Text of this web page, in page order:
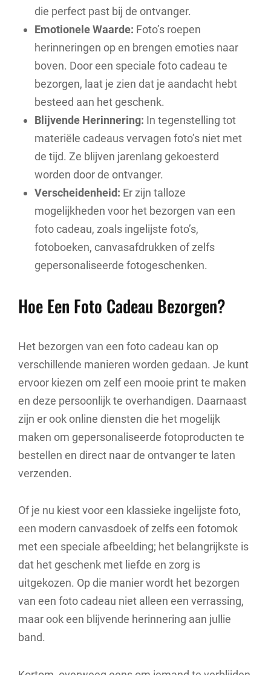
die perfect past bij de ontvanger.
Emotionele Waarde: Foto’s roepen
herinneringen op en brengen emoties naar
boven. Door een speciale foto cadeau te
bezorgen, laat je zien dat je aandacht hebt
besteed aan het geschenk.
Blijvende Herinnering: In tegenstelling tot
materiële cadeaus vervagen foto’s niet met
de tijd. Ze blijven jarenlang gekoesterd
worden door de ontvanger.
Verscheidenheid: Er zijn talloze
mogelijkheden voor het bezorgen van een
foto cadeau, zoals ingelijste foto’s,
fotoboeken, canvasafdrukken of zelfs
gepersonaliseerde fotogeschenken.
Hoe Een Foto Cadeau Bezorgen?
Het bezorgen van een foto cadeau kan op
verschillende manieren worden gedaan. Je kunt
ervoor kiezen om zelf een mooie print te maken
en deze persoonlijk te overhandigen. Daarnaast
zijn er ook online diensten die het mogelijk
maken om gepersonaliseerde fotoproducten te
bestellen en direct naar de ontvanger te laten
verzenden.
Of je nu kiest voor een klassieke ingelijste foto,
een modern canvasdoek of zelfs een fotomok
met een speciale afbeelding; het belangrijkste is
dat het geschenk met liefde en zorg is
uitgekozen. Op die manier wordt het bezorgen
van een foto cadeau niet alleen een verrassing,
maar ook een blijvende herinnering aan jullie
band.